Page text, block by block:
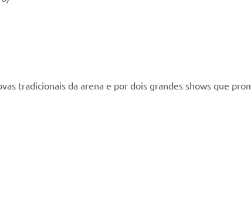
tradicionais da arena e por dois grandes shows que